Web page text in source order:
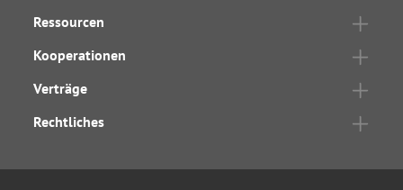
Ressourcen
Kooperationen
Verträge
Rechtliches